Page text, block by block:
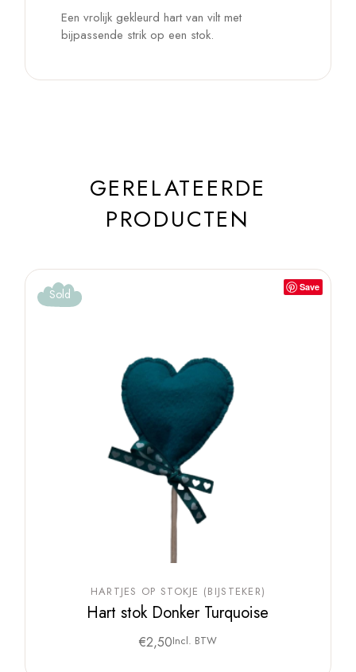
Een vrolijk gekleurd hart van vilt met
bijpassende strik op een stok.
GERELATEERDE
PRODUCTEN
Save
Sold
HARTJES OP STOKJE (BIJSTEKER)
Hart stok Donker Turquoise
€2,50Incl. BTW